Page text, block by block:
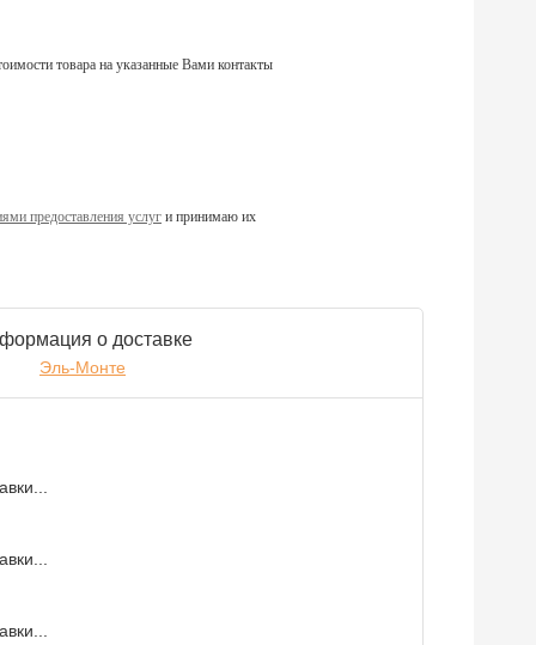
товара на указанные Вами контакты
предоставления услуг и принимаю их
о доставке
Эль-Монте